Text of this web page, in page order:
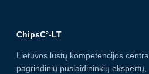
ChipsC²-LT
Lietuvos lustų kompetencijos
pagrindinių puslaidininkių ekspertų,